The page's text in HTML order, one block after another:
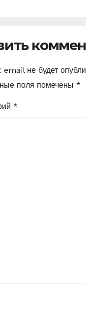
не будет
поля помечены *
*